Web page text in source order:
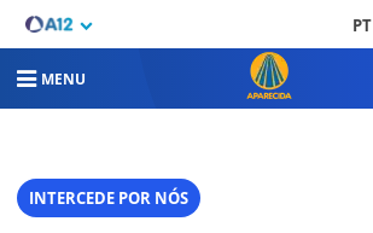
PT
MENU
INTERCEDE POR NÓS